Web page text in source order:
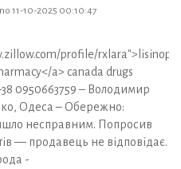
11-10-2025 00:10:47
profile/rxlara">lisinopril
a> canada drugs
0950663759 – Володимир
Одеса – Обережно:
несправним. Попросив
— продавець не відповідає.
-